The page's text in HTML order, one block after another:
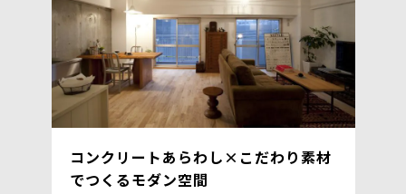
コンクリートあらわし×こだわり素材
でつくるモダン空間